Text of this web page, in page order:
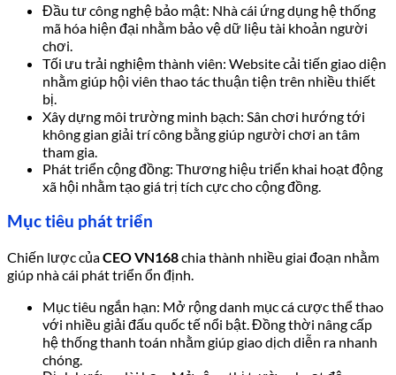
Đầu tư công nghệ bảo mật: Nhà cái ứng dụng hệ thống
mã hóa hiện đại nhằm bảo vệ dữ liệu tài khoản người
chơi.
Tối ưu trải nghiệm thành viên: Website cải tiến giao diện
nhằm giúp hội viên thao tác thuận tiện trên nhiều thiết
bị.
Xây dựng môi trường minh bạch: Sân chơi hướng tới
không gian giải trí công bằng giúp người chơi an tâm
tham gia.
Phát triển cộng đồng: Thương hiệu triển khai hoạt động
xã hội nhằm tạo giá trị tích cực cho cộng đồng.
Mục tiêu phát triển
Chiến lược củaCEO VN168chia thành nhiều giai đoạn nhằm
giúp nhà cái phát triển ổn định.
Mục tiêu ngắn hạn: Mở rộng danh mục cá cược thể thao
với nhiều giải đấu quốc tế nổi bật. Đồng thời nâng cấp
hệ thống thanh toán nhằm giúp giao dịch diễn ra nhanh
chóng.